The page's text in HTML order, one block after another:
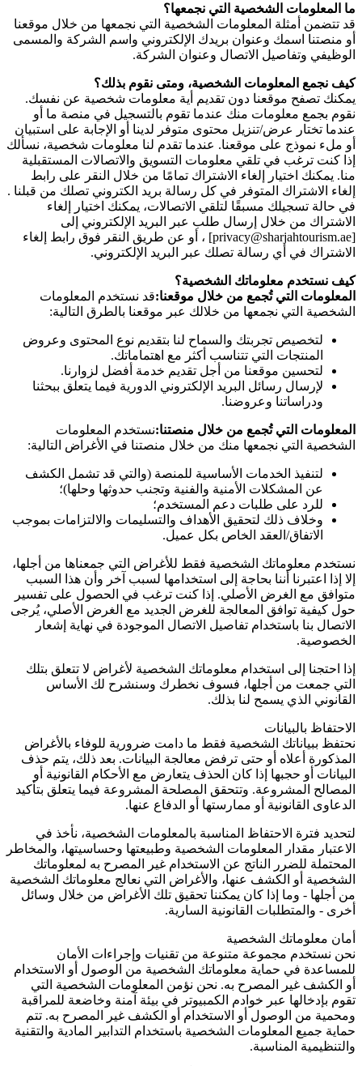
ما المعلومات الشخصية التي نجمعها؟
قد تتضمن أمثلة المعلومات الشخصية التي نجمعها من خلال موقعنا
أو منصتنا اسمك وعنوان بريدك الإلكتروني واسم الشركة والمسمى
الوظيفي وتفاصيل الاتصال وعنوان الشركة.
كيف نجمع المعلومات الشخصية، ومتى نقوم بذلك؟
يمكنك تصفح موقعنا دون تقديم أية معلومات شخصية عن نفسك.
نقوم بجمع معلومات منك عندما تقوم بالتسجيل في منصة ما أو
عندما تختار عرض/تنزيل محتوى متوفر لدينا أو الإجابة على استبيان
أو ملء نموذج على موقعنا. عندما تقدم لنا معلومات شخصية، نسألك
إذا كنت ترغب في تلقي معلومات التسويق والاتصالات المستقبلية
منا. يمكنك اختيار إلغاء الاشتراك تمامًا من خلال النقر على رابط
إلغاء الاشتراك المتوفر في كل رسالة بريد الكتروني تصلك من قبلنا .
في حالة تسجيلك مسبقًا لتلقي الاتصالات، يمكنك اختيار إلغاء
الاشتراك من خلال إرسال طلب عبر البريد الإلكتروني إلى
[privacy@sharjahtourism.ae] ، أو عن طريق النقر فوق رابط إلغاء
الاشتراك في أي رسالة تصلك عبر البريد الإلكتروني.
كيف نستخدم معلوماتك الشخصية؟
المعلومات التي تُجمع من خلال موقعنا:قد نستخدم المعلومات
الشخصية التي نجمعها من خلالك عبر موقعنا بالطرق التالية:
لتخصيص تجربتك والسماح لنا بتقديم نوع المحتوى وعروض
المنتجات التي تتناسب أكثر مع اهتماماتك.
لتحسين موقعنا من أجل تقديم خدمة أفضل لزوارنا.
لإرسال رسائل البريد الإلكتروني الدورية فيما يتعلق ببحثنا
ودراساتنا وعروضنا.
المعلومات التي تُجمع من خلال منصتنا:نستخدم المعلومات
الشخصية التي نجمعها منك من خلال منصتنا في الأغراض التالية:
لتنفيذ الخدمات الأساسية للمنصة (والتي قد تشمل الكشف
عن المشكلات الأمنية والفنية وتجنب حدوثها وحلها)؛
للرد على طلبات دعم المستخدم؛
وخلاف ذلك لتحقيق الأهداف والتسليمات والالتزامات بموجب
الاتفاق/العقد الخاص بكل عميل.
نستخدم معلوماتك الشخصية فقط للأغراض التي جمعناها من أجلها،
إلا إذا اعتبرنا أننا بحاجة إلى استخدامها لسبب آخر وأن هذا السبب
متوافق مع الغرض الأصلي. إذا كنت ترغب في الحصول على تفسير
حول كيفية توافق المعالجة للغرض الجديد مع الغرض الأصلي، يُرجى
الاتصال بنا باستخدام تفاصيل الاتصال الموجودة في نهاية إشعار
الخصوصية.
إذا احتجنا إلى استخدام معلوماتك الشخصية لأغراض لا تتعلق بتلك
التي جمعت من أجلها، فسوف نخطرك وسنشرح لك الأساس
القانوني الذي يسمح لنا بذلك.
الاحتفاظ بالبيانات
نحتفظ ببياناتك الشخصية فقط ما دامت ضرورية للوفاء بالأغراض
المذكورة أعلاه أو حتى ترفض معالجة البيانات. بعد ذلك، يتم حذف
البيانات أو حجبها إذا كان الحذف يتعارض مع الأحكام القانونية أو
المصالح المشروعة. وتتحقق المصلحة المشروعة فيما يتعلق بتأكيد
الدعاوى القانونية أو ممارستها أو الدفاع عنها.
لتحديد فترة الاحتفاظ المناسبة بالمعلومات الشخصية، نأخذ في
الاعتبار مقدار المعلومات الشخصية وطبيعتها وحساسيتها، والمخاطر
المحتملة للضرر الناتج عن الاستخدام غير المصرح به لمعلوماتك
الشخصية أو الكشف عنها، والأغراض التي نعالج معلوماتك الشخصية
من أجلها - وما إذا كان يمكننا تحقيق تلك الأغراض من خلال وسائل
أخرى - والمتطلبات القانونية السارية.
أمان معلوماتك الشخصية
نحن نستخدم مجموعة متنوعة من تقنيات وإجراءات الأمان
للمساعدة في حماية معلوماتك الشخصية من الوصول أو الاستخدام
أو الكشف غير المصرح به. نحن نؤمن المعلومات الشخصية التي
تقوم بإدخالها عبر خوادم الكمبيوتر في بيئة آمنة وخاضعة للمراقبة
ومحمية من الوصول أو الاستخدام أو الكشف غير المصرح به. تتم
حماية جميع المعلومات الشخصية باستخدام التدابير المادية والتقنية
والتنظيمية المناسبة.